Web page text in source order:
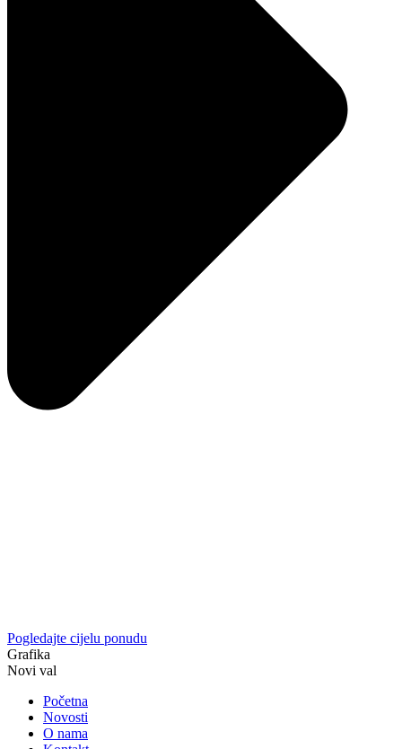
Pogledajte cijelu ponudu
Grafika
Novi val
Početna
Novosti
O nama